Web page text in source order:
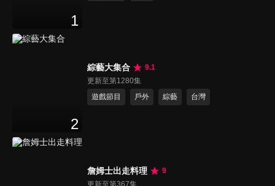
1
2
綜藝大集合
9.1
更新至第1280集
遊戲節目
戶外 綜藝 台灣
詹姆士出走料理
9
更新至第367集